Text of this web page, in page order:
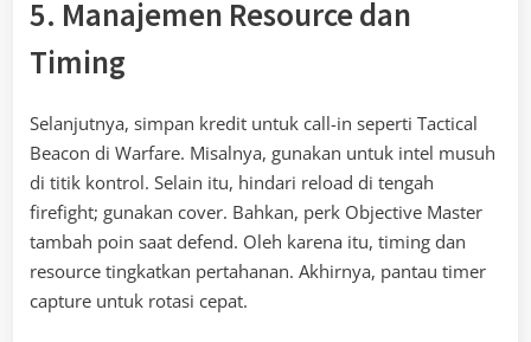
5. Manajemen Resource dan
Timing
Selanjutnya, simpan kredit untuk call-in seperti Tactical
Beacon di Warfare. Misalnya, gunakan untuk intel musuh
di titik kontrol. Selain itu, hindari reload di tengah
firefight; gunakan cover. Bahkan, perk Objective Master
tambah poin saat defend. Oleh karena itu, timing dan
resource tingkatkan pertahanan. Akhirnya, pantau timer
capture untuk rotasi cepat.